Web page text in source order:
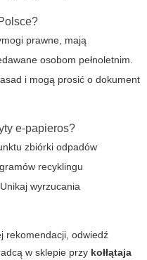
prawne, mają
osobom pełnoletnim.
i mogą prosić o dokument
e-papieros?
zbiórki odpadów
recyklingu
wyrzucania
rekomendacji, odwiedź
w sklepie przy kołłątaja